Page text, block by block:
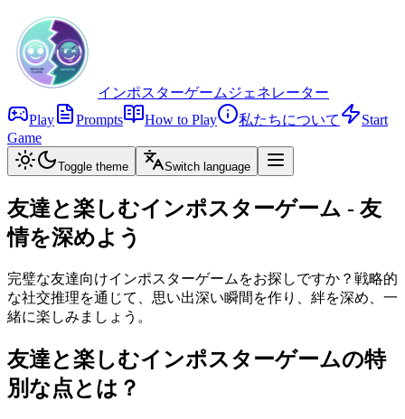
インポスターゲームジェネレーター
Play
Prompts How to Play 私たちについて
Start
Game
Toggle theme Switch language
友達と楽しむインポスターゲーム - 友
情を深めよう
完璧な友達向けインポスターゲームをお探しですか？戦略的
な社交推理を通じて、思い出深い瞬間を作り、絆を深め、一
緒に楽しみましょう。
友達と楽しむインポスターゲームの特
別な点とは？